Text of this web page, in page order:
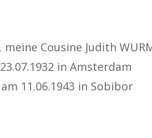
Cousine Judith
in Amsterdam
11.06.1943 in Sobibor